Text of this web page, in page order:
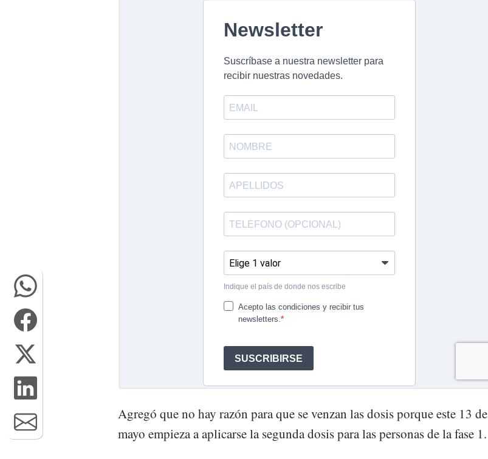
Agregó que no hay razón para que se venzan las dosis porque este 13 de
mayo empieza a aplicarse la segunda dosis para las personas de la fase 1.